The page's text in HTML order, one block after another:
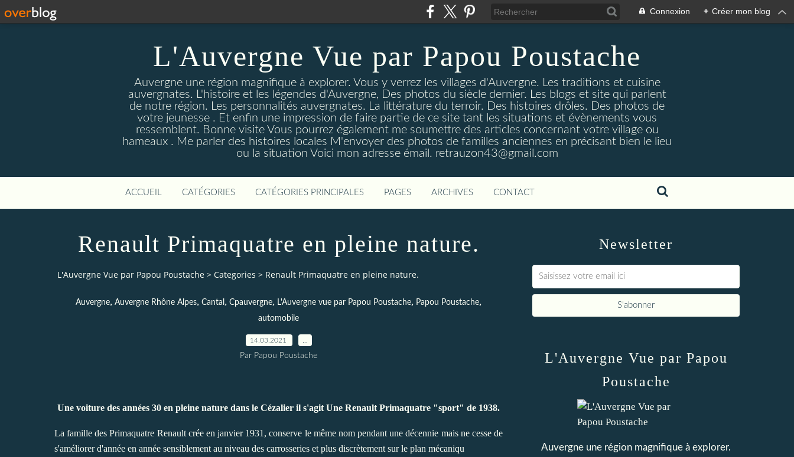
Connexion + Créer mon blog
L'Auvergne Vue par Papou Poustache
Auvergne une région magnifique à explorer. Vous y verrez les villages d'Auvergne. Les traditions et cuisine
auvergnates. L'histoire et les légendes d'Auvergne, Des photos du siècle dernier. Les blogs et site qui parlent
de notre région. Les personnalités auvergnates. La littérature du terroir. Des histoires drôles. Des photos de
votre jeunesse . Et enfin une impression de faire partie de ce site tant les situations et évènements vous
ressemblent. Bonne visite Vous pourrez également me soumettre des articles concernant votre village ou
hameaux . Me parler des histoires locales M'envoyer des photos de familles anciennes en précisant bien le lieu
ou la situation Voici mon adresse émail. retrauzon43@gmail.com
ACCUEIL CATÉGORIES CATÉGORIES PRINCIPALES PAGES ARCHIVES CONTACT
Renault Primaquatre en pleine nature.
L'Auvergne Vue par Papou Poustache > Categories > Renault Primaquatre en pleine nature.
Auvergne, Auvergne Rhône Alpes, Cantal , Cpauvergne, L'Auvergne vue par Papou Poustache, Papou Poustache,
automobile
14.03.2021
Par Papou Poustache
Une voiture des années 30 en pleine nature dans le Cézalier il s'agit Une Renault Primaquatre "sport" de 1938.
La famille des Primaquatre Renault crée en janvier 1931, conserve le même nom pendant une décennie mais ne cesse de
s'améliorer d'année en année sensiblement au niveau des carrosseries et plus discrètement sur le plan mécaniqu
Newsletter
L'Auvergne Vue par Papou
Poustache
Auvergne une région magnifique à explorer.